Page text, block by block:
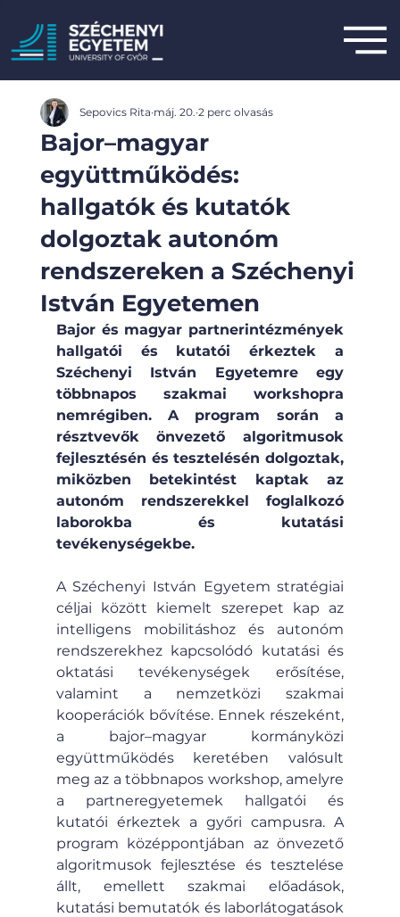
Bajor–magyar
együttműködés:
hallgatók és kutatók
dolgoztak autonóm
rendszereken a Széchenyi
István Egyetemen
Sepovics Rita máj. 20. 2 perc olvasás
Bajor és magyar partnerintézmények
hallgatói és kutatói érkeztek a
Széchenyi István Egyetemre egy
többnapos szakmai workshopra
nemrégiben. A program során a
résztvevők önvezető algoritmusok
fejlesztésén és tesztelésén dolgoztak,
miközben betekintést kaptak az
autonóm rendszerekkel foglalkozó
laborokba és kutatási
tevékenységekbe.
A Széchenyi István Egyetem stratégiai
céljai között kiemelt szerepet kap az
intelligens mobilitáshoz és autonóm
rendszerekhez kapcsolódó kutatási és
oktatási tevékenységek erősítése,
valamint a nemzetközi szakmai
kooperációk bővítése. Ennek részeként,
a bajor–magyar kormányközi
együttműködés keretében valósult
meg az a többnapos workshop, amelyre
a partneregyetemek hallgatói és
kutatói érkeztek a győri campusra. A
program középpontjában az önvezető
algoritmusok fejlesztése és tesztelése
állt, emellett szakmai előadások,
kutatási bemutatók és laborlátogatások